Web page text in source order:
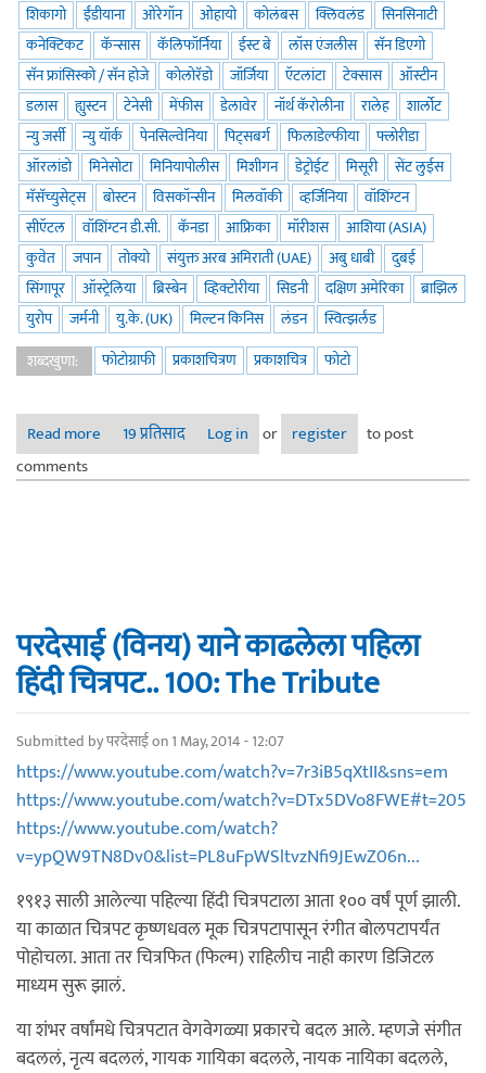
शिकागो
ईंडीयाना ओरेगॉन ओहायो कोलंबस क्लिवलंड
सिनसिनाटी
कनेक्टिकट
कॅन्सास कॅलिफॉर्निया ईस्ट बे लॉस एंजलीस
सॅन डिएगो
सॅन फ्रांसिस्को / सॅन होजे
कोलोरॅडो जॉर्जिया ऍटलांटा टेक्सास
ऑस्टीन
डलास
ह्युस्टन टेनेसी मेंफीस डेलावेर नॉर्थ कॅरोलीना रालेह
शार्लोट
न्यु जर्सी
न्यु यॉर्क पेनसिल्वेनिया पिट्सबर्ग फिलाडेल्फीया
फ्लोरीडा
ऑरलांडो
मिनेसोटा मिनियापोलीस मिशीगन डेट्रोईट मिसूरी
सेंट लुईस
मॅसॅच्युसेट्स
बोस्टन विसकॉन्सीन मिलवॉकी व्हर्जिनिया
वॉशिंग्टन
सीऍटल
वॉशिंग्टन डी.सी. कॅनडा आफ्रिका मॉरीशस
आशिया (ASIA)
कुवेत
जपान तोक्यो संयुक्त अरब अमिराती (UAE) अबु धाबी
दुबई
सिंगापूर
ऑस्ट्रेलिया ब्रिस्बेन व्हिक्टोरीया सिडनी दक्षिण अमेरिका
ब्राझिल
युरोप
जर्मनी यु.के. (UK) मिल्टन किनिस लंडन
स्वित्झर्लंड
शब्दखुणा:
फोटोग्राफी प्रकाशचित्रण प्रकाशचित्र फोटो
Read more about कॉर्पोरेट फोटोग्राफी कॉन्टेस्ट २०१७ - माझे नामांकन
19 प्रतिसाद Log in or register
to post
comments
परदेसाई (विनय) याने काढलेला पहिला
हिंदी चित्रपट.. 100: The Tribute
Submitted byपरदेसाईon 1 May, 2014 - 12:07
https://www.youtube.com/watch?v=7r3iB5qXtII&sns=em
https://www.youtube.com/watch?v=DTx5DVo8FWE#t=205
https://www.youtube.com/watch?
v=ypQW9TN8Dv0&list=PL8uFpWSltvzNfi9JEwZ06n...
१९१३ साली आलेल्या पहिल्या हिंदी चित्रपटाला आता १०० वर्षं पूर्ण झाली.
या काळात चित्रपट कृष्णधवल मूक चित्रपटापासून रंगीत बोलपटापर्यंत
पोहोचला. आता तर चित्रफित (फिल्म) राहिलीच नाही कारण डिजिटल
माध्यम सुरू झालं.
या शंभर वर्षांमधे चित्रपटात वेगवेगळ्या प्रकारचे बदल आले. म्हणजे संगीत
बदललं, नृत्य बदललं, गायक गायिका बदलले, नायक नायिका बदलले,